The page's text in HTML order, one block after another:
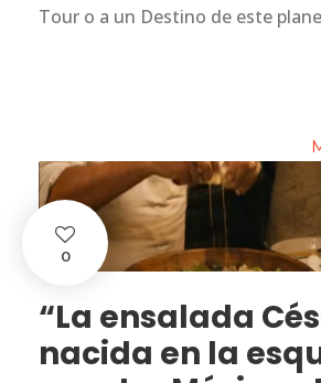
Tour o a un Destino de este
0
“La ensalada
nacida en la